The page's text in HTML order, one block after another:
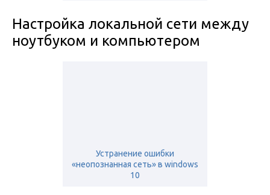
Настройка локальной сети между
ноутбуком и компьютером
Устранение ошибки
«неопознанная сеть» в windows
10